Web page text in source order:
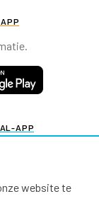
APP
website te